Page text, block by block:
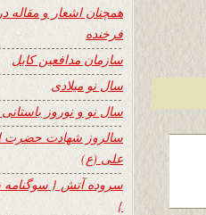
همچنان اشعار و مقاله
فرخنده
سازمان مدافعین کابل
سال نو میلادی
سال نو و نوروز
سالروز شهادت حضرت
علی (ع)
سروده آتش { سوگنامه
}